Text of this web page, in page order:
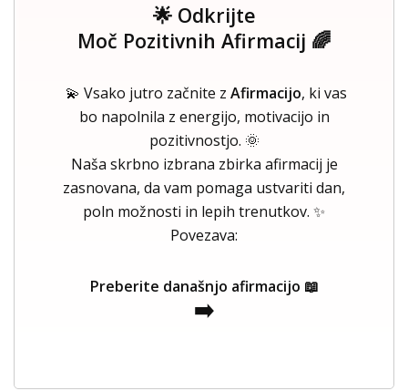
🌟 Odkrijte
Moč Pozitivnih Afirmacij 🌈
💫 Vsako jutro začnite z Afirmacijo, ki vas
bo napolnila z energijo, motivacijo in
pozitivnostjo. 🌞
Naša skrbno izbrana zbirka afirmacij je
zasnovana, da vam pomaga ustvariti dan,
poln možnosti in lepih trenutkov. ✨
Povezava:
Preberite današnjo afirmacijo 📖
➡️